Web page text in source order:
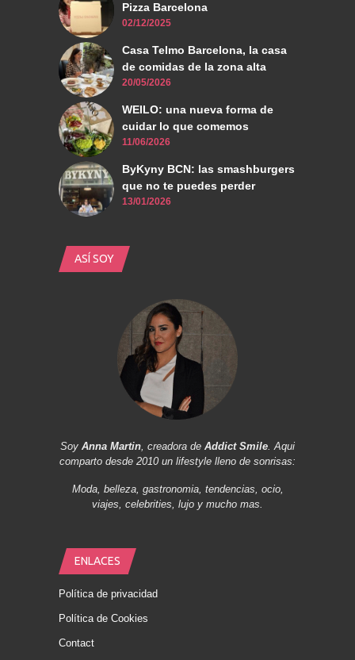
Pizza Barcelona
02/12/2025
Casa Telmo Barcelona, la casa
de comidas de la zona alta
20/05/2026
WEILO: una nueva forma de
cuidar lo que comemos
11/06/2026
ByKyny BCN: las smashburgers
que no te puedes perder
13/01/2026
ASÍ SOY
Soy Anna Martin, creadora de Addict Smile. Aqui
comparto desde 2010 un lifestyle lleno de sonrisas:
Moda, belleza, gastronomia, tendencias, ocio,
viajes, celebrities, lujo y mucho mas.
ENLACES
Política de privacidad
Política de Cookies
Contact